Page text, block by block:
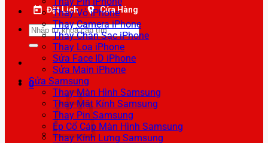
Đặt Lịch Cửa Hàng
Tìm
kiếm:
0
Thay Vỏ iPhone
Thay Camera iPhone
Thay Chân Sạc iPhone
Thay Loa iPhone
Sửa Face ID iPhone
Sửa Main iPhone
Sửa Samsung
Thay Màn Hình Samsung
Thay Mặt Kính Samsung
Thay Pin Samsung
Ép Cổ Cáp Màn Hình Samsung
Thay Kính Lưng Samsung